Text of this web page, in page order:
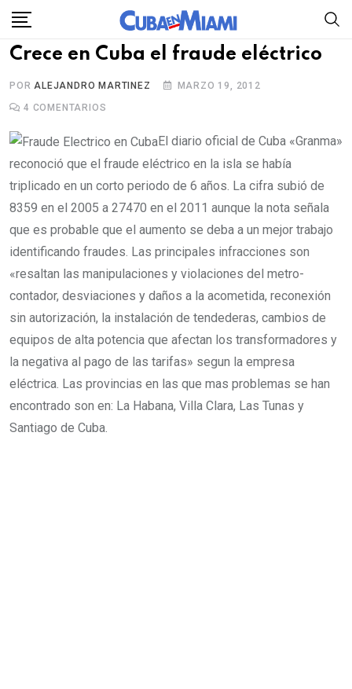
Skip
content
Crece en Cuba el fraude eléctrico
PORALEJANDRO MARTINEZ
MARZO 19, 2012
4 COMENTARIOS
El diario oficial de Cuba «Granma»
reconoció que el fraude eléctrico en la isla se había
triplicado en un corto periodo de 6 años. La cifra subió de
8359 en el 2005 a 27470 en el 2011 aunque la nota señala
que es probable que el aumento se deba a un mejor trabajo
identificando fraudes. Las principales infracciones son
«resaltan las manipulaciones y violaciones del metro-
contador, desviaciones y daños a la acometida, reconexión
sin autorización, la instalación de tendederas, cambios de
equipos de alta potencia que afectan los transformadores y
la negativa al pago de las tarifas» segun la empresa
eléctrica. Las provincias en las que mas problemas se han
encontrado son en: La Habana, Villa Clara, Las Tunas y
Santiago de Cuba.